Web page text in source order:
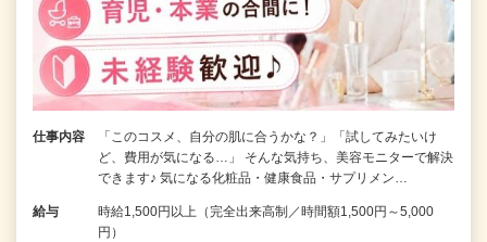
仕事内容
「このコスメ、自分の肌に合うかな？」「試してみたいけ
ど、費用が気になる…」 そんな気持ち、美容モニターで解決
できます♪ 気になる化粧品・健康食品・サプリメン…
給与
時給1,500円以上（完全出来高制／時間額1,500円～5,000
円）